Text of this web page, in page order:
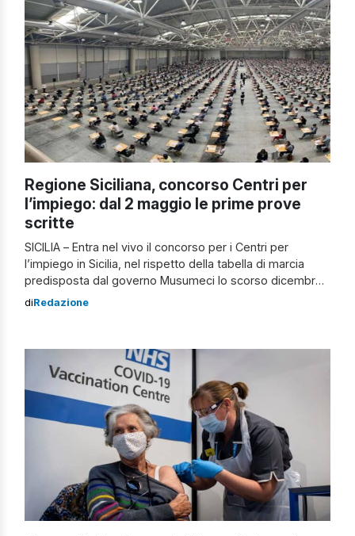
Regione Siciliana, concorso Centri per
l’impiego: dal 2 maggio le prime prove
scritte
SICILIA – Entra nel vivo il concorso per i Centri per
l’impiego in Sicilia, nel rispetto della tabella di marcia
predisposta dal governo Musumeci lo scorso dicembre.
Definite le date delle prime prove scritte per il
procedura pubblica. Si comincia con […]
diRedazione